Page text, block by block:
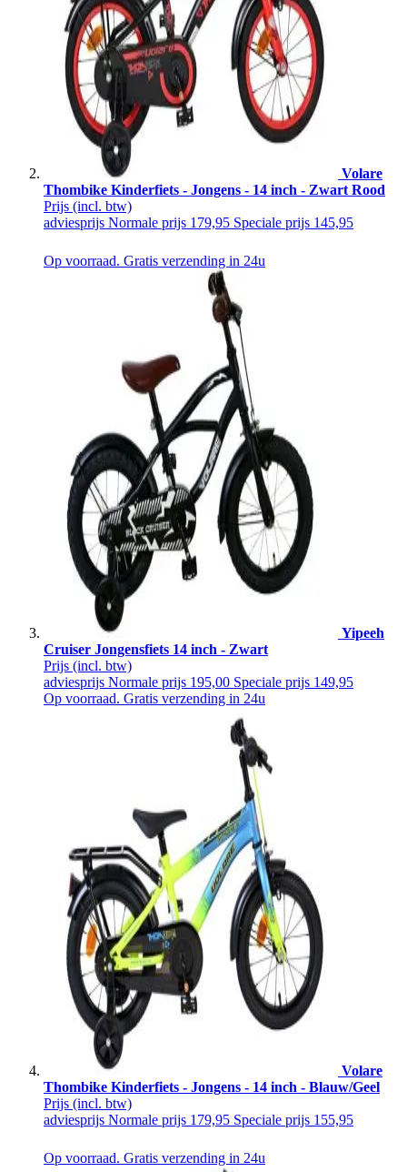
Volare
Thombike Kinderfiets - Jongens - 14 inch - Zwart Rood
Prijs (incl. btw)
adviesprijs Normale prijs 179,95 Speciale prijs 145,95
Op voorraad. Gratis verzending in 24u
Yipeeh
Cruiser Jongensfiets 14 inch - Zwart
Prijs (incl. btw)
adviesprijs Normale prijs 195,00 Speciale prijs 149,95
Op voorraad. Gratis verzending in 24u
Volare
Thombike Kinderfiets - Jongens - 14 inch - Blauw/Geel
Prijs (incl. btw)
adviesprijs Normale prijs 179,95 Speciale prijs 155,95
Op voorraad. Gratis verzending in 24u